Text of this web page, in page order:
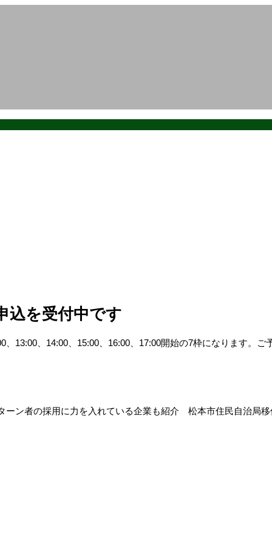
込を受付中です
13:00、14:00、15:00、16:00、17:00開始の7枠になります。ご
ン者の採用に力を入れている企業も紹介 松本市住民自治局移